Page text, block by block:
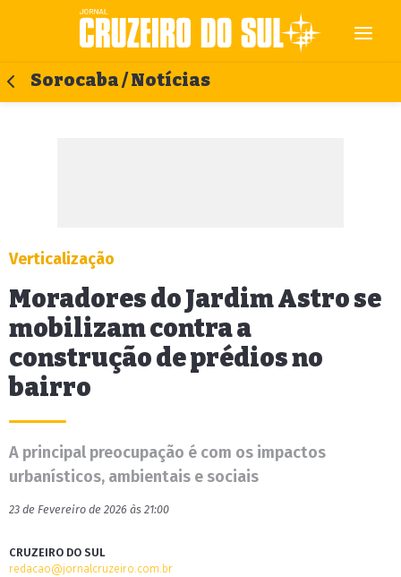
Sorocaba / Notícias
Verticalização
Moradores do Jardim Astro se
mobilizam contra a
construção de prédios no
bairro
A principal preocupação é com os impactos
urbanísticos, ambientais e sociais
23 de Fevereiro de 2026 às 21:00
CRUZEIRO DO SUL
redacao@jornalcruzeiro.com.br